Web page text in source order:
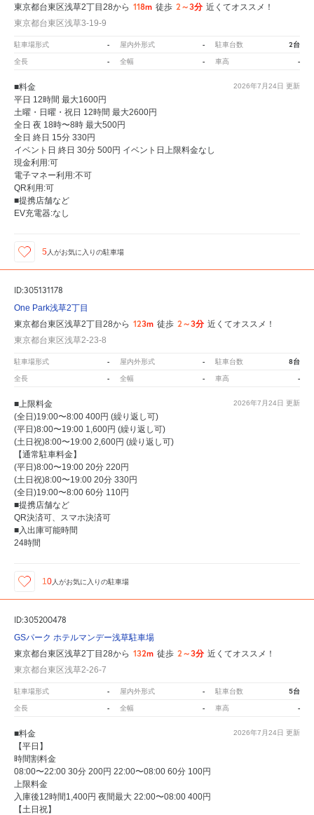
東京都台東区浅草2丁目28から 118m 徒歩 2～3分 近くてオススメ！
東京都台東区浅草3-19-9
駐車場形式 - 屋内外形式 - 駐車台数 2台
全長 - 全幅 - 車高 -
2026年7月24日 更新
■料金
平日 12時間 最大1600円
土曜・日曜・祝日 12時間 最大2600円
全日 夜 18時〜8時 最大500円
全日 終日 15分 330円
イベント日 終日 30分 500円 イベント日上限料金なし
現金利用:可
電子マネー利用:不可
QR利用:可
■提携店舗など
EV充電器:なし
5 人がお気に入りの駐車場
ID:305131178
One Park浅草2丁目
東京都台東区浅草2丁目28から 123m 徒歩 2～3分 近くてオススメ！
東京都台東区浅草2-23-8
駐車場形式 - 屋内外形式 - 駐車台数 8台
全長 - 全幅 - 車高 -
2026年7月24日 更新
■上限料金
(全日)19:00〜8:00 400円 (繰り返し可)
(平日)8:00〜19:00 1,600円 (繰り返し可)
(土日祝)8:00〜19:00 2,600円 (繰り返し可)
【通常駐車料金】
(平日)8:00〜19:00 20分 220円
(土日祝)8:00〜19:00 20分 330円
(全日)19:00〜8:00 60分 110円
■提携店舗など
QR決済可、スマホ決済可
■入出庫可能時間
24時間
10 人がお気に入りの駐車場
ID:305200478
GSパーク ホテルマンデー浅草駐車場
東京都台東区浅草2丁目28から 132m 徒歩 2～3分 近くてオススメ！
東京都台東区浅草2-26-7
駐車場形式 - 屋内外形式 - 駐車台数 5台
全長 - 全幅 - 車高 -
2026年7月24日 更新
■料金
【平日】
時間割料金
08:00〜22:00 30分 200円 22:00〜08:00 60分 100円
上限料金
入庫後12時間1,400円 夜間最大 22:00〜08:00 400円
【土日祝】